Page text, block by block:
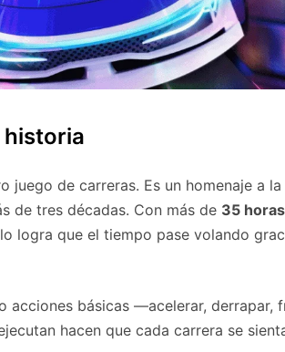
historia
juego de carreras. Es un homenaje a
de tres décadas. Con más de 35
logra que el tiempo pase volando
acciones básicas —acelerar, derrapar,
hacen que cada carrera se